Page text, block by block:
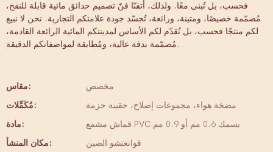
فحسب، بل تُبنى معًا. ولذلك، أتقنّا فنّ تصميم حدائق مائية قابلة للنفخ،
مُصمّمة خصيصًا، ومتينة، ورائعة، تُجسّد جودة علامتكم التجارية. نحن لا نبيع
لكم منتجًا فحسب، بل نُقدّم لكم الأساس لمدينتكم المائية الرائعة القادمة،
مُصمّمة بدقة عالية، ومُطابقة لمواصفاتكم الدقيقة.
مقاس:
مخصص
مُكَمِّلات:
مضخة هواء، مجموعات إصلاح، حقيبة حزمة
مادة:
قماش مشمع PVC بسمك 0.6 مم أو 0.9 مم
مكان المنشأ:
قوانغتشو الصين